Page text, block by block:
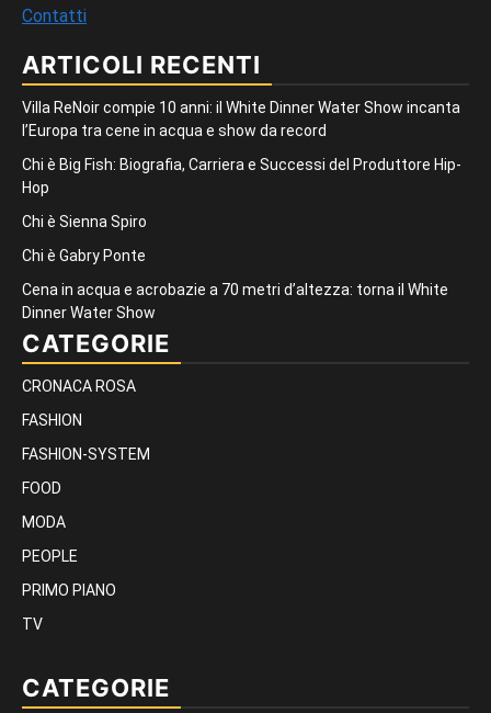
Contatti
ARTICOLI RECENTI
Villa ReNoir compie 10 anni: il White Dinner Water Show incanta
l’Europa tra cene in acqua e show da record
Chi è Big Fish: Biografia, Carriera e Successi del Produttore Hip-
Hop
Chi è Sienna Spiro
Chi è Gabry Ponte
Cena in acqua e acrobazie a 70 metri d’altezza: torna il White
Dinner Water Show
CATEGORIE
CRONACA ROSA
FASHION
FASHION-SYSTEM
FOOD
MODA
PEOPLE
PRIMO PIANO
TV
CATEGORIE